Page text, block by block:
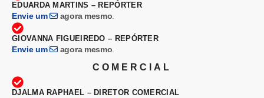
EDUARDA MARTINS – REPÓRTER
Envie um agora mesmo
GIOVANNA FIGUEIREDO – REPÓRTER
Envie um agora mesmo
COMERCIAL
DJALMA RAPHAEL – DIRETOR COMERCIAL